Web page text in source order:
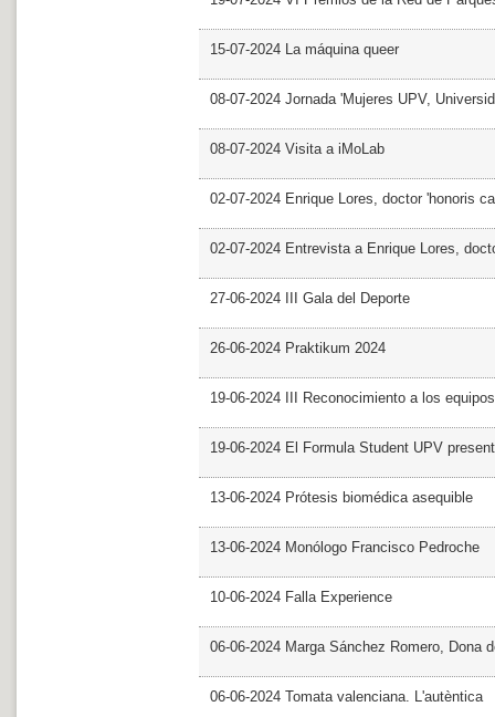
15-07-2024 La máquina queer
08-07-2024 Jornada 'Mujeres UPV,
08-07-2024 Visita a iMoLab
02-07-2024 Enrique Lores, doctor 'honoris
02-07-2024 Entrevista a Enrique Lores,
27-06-2024 III Gala del Deporte
26-06-2024 Praktikum 2024
19-06-2024 III Reconocimiento a los
19-06-2024 El Formula Student UPV
13-06-2024 Prótesis biomédica asequible
13-06-2024 Monólogo Francisco Pedroche
10-06-2024 Falla Experience
06-06-2024 Marga Sánchez Romero, Dona
06-06-2024 Tomata valenciana. L'autèntica